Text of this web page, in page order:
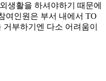
생활을 하셔야하기 때문에
여인원은 부서 내에서 TO
부하기엔 다소 어려움이